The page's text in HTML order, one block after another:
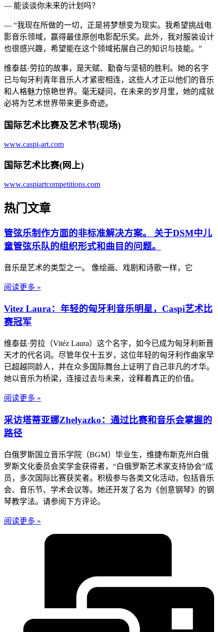
— 能谈谈你未来的计划吗？
— “我现在所做的一切，正是将梦想变为现实。我希望挑战电
影音乐领域，赢得最佳原创电影配乐奖。此外，我对服装设计
也很感兴趣，希望能在这个领域拓展自己的知识与技能。”
维泰兹·劳拉的故事，是天赋、勤奋与坚韧的胜利。她的名字
已与匈牙利青年音乐人才紧密相连，这些人才正以他们的音乐
和人格魅力惊艳世界。毫无疑问，在未来的岁月里，她的成就
必将为艺术世界带来更多奇迹。
国际艺术比赛及艺术节(现场)
www.caspi-art.com
国际艺术比赛(网上)
www.caspiartcompetitions.com
热门文章
管弦乐制作方面的非标准解决方案。 关于DSM中儿
童管弦乐队的组织形式和曲目的问题。
音乐是艺术的类型之一。 像绘画、戏剧和诗歌一样，它
阅读更多 »
Vitez Laura：年轻的匈牙利音乐明星，Caspi艺术比
赛冠军
维泰兹·劳拉（Vitéz Laura）这个名字，如今已成为匈牙利新晋
天才的代名词。尽管年仅十五岁，这位年轻的匈牙利作曲家早
已超越同龄人，并在众多国际舞台上证明了自己非凡的才华。
她以音乐为桥梁，连接过去与未来，诠释着真正的价值。
阅读更多 »
采访塔蒂亚娜Zhelyazko：通过比赛和音乐会掌握的
路径
白俄罗斯国立音乐学院（BGM）毕业生，维捷布斯克州白俄
罗斯文化委员会奖学金获得者，“白俄罗斯艺术家支持协会”成
员，多次国际比赛获奖者。积极参与各类文化活动，包括音乐
会、音乐节、学术会议等。她还开发了名为《创意钢琴》的钢
琴教学法。请参阅下方评论。
阅读更多 »